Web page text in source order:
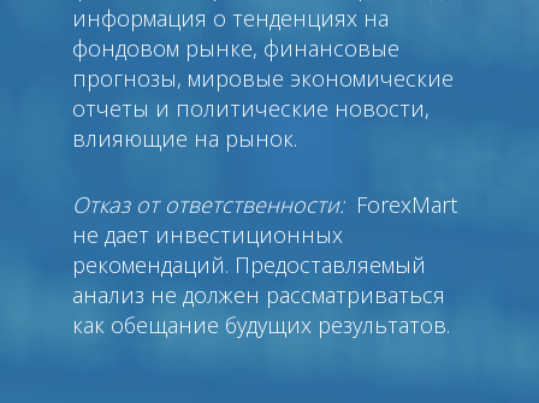
информация о тенденциях на
фондовом рынке, финансовые
прогнозы, мировые экономические
отчеты и политические новости,
влияющие на рынок.
Отказ от ответственности: ForexMart
не дает инвестиционных
рекомендаций. Предоставляемый
анализ не должен рассматриваться
как обещание будущих результатов.